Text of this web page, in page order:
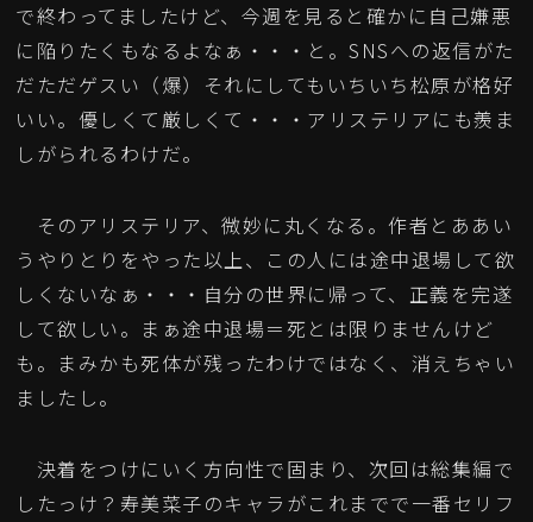
で終わってましたけど、今週を見ると確かに自己嫌悪
に陥りたくもなるよなぁ・・・と。SNSへの返信がた
だただゲスい（爆）それにしてもいちいち松原が格好
いい。優しくて厳しくて・・・アリステリアにも羨ま
しがられるわけだ。
そのアリステリア、微妙に丸くなる。作者とああい
うやりとりをやった以上、この人には途中退場して欲
しくないなぁ・・・自分の世界に帰って、正義を完遂
して欲しい。まぁ途中退場＝死とは限りませんけど
も。まみかも死体が残ったわけではなく、消えちゃい
ましたし。
決着をつけにいく方向性で固まり、次回は総集編で
したっけ？寿美菜子のキャラがこれまでで一番セリフ